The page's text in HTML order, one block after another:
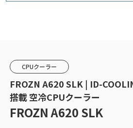
CPUクーラー
FROZN A620 SLK | ID-
搭載 空冷CPUクーラー
FROZN A620 SLK